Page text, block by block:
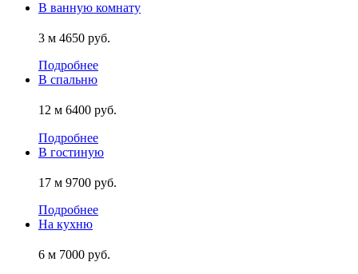
В ванную комнату
3 м 4650 руб.
Подробнее
В спальню
12 м 6400 руб.
Подробнее
В гостиную
17 м 9700 руб.
Подробнее
На кухню
6 м 7000 руб.